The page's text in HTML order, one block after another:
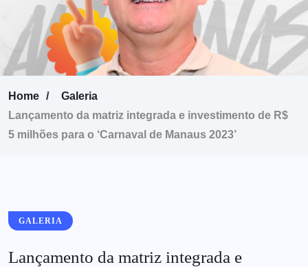
Home
Galeria
Lançamento da matriz integrada e investimento de R$
5 milhões para o ‘Carnaval de Manaus 2023’
GALERIA
Lançamento da matriz integrada e